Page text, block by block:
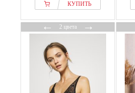
КУПИТЬ
←2 цвета→